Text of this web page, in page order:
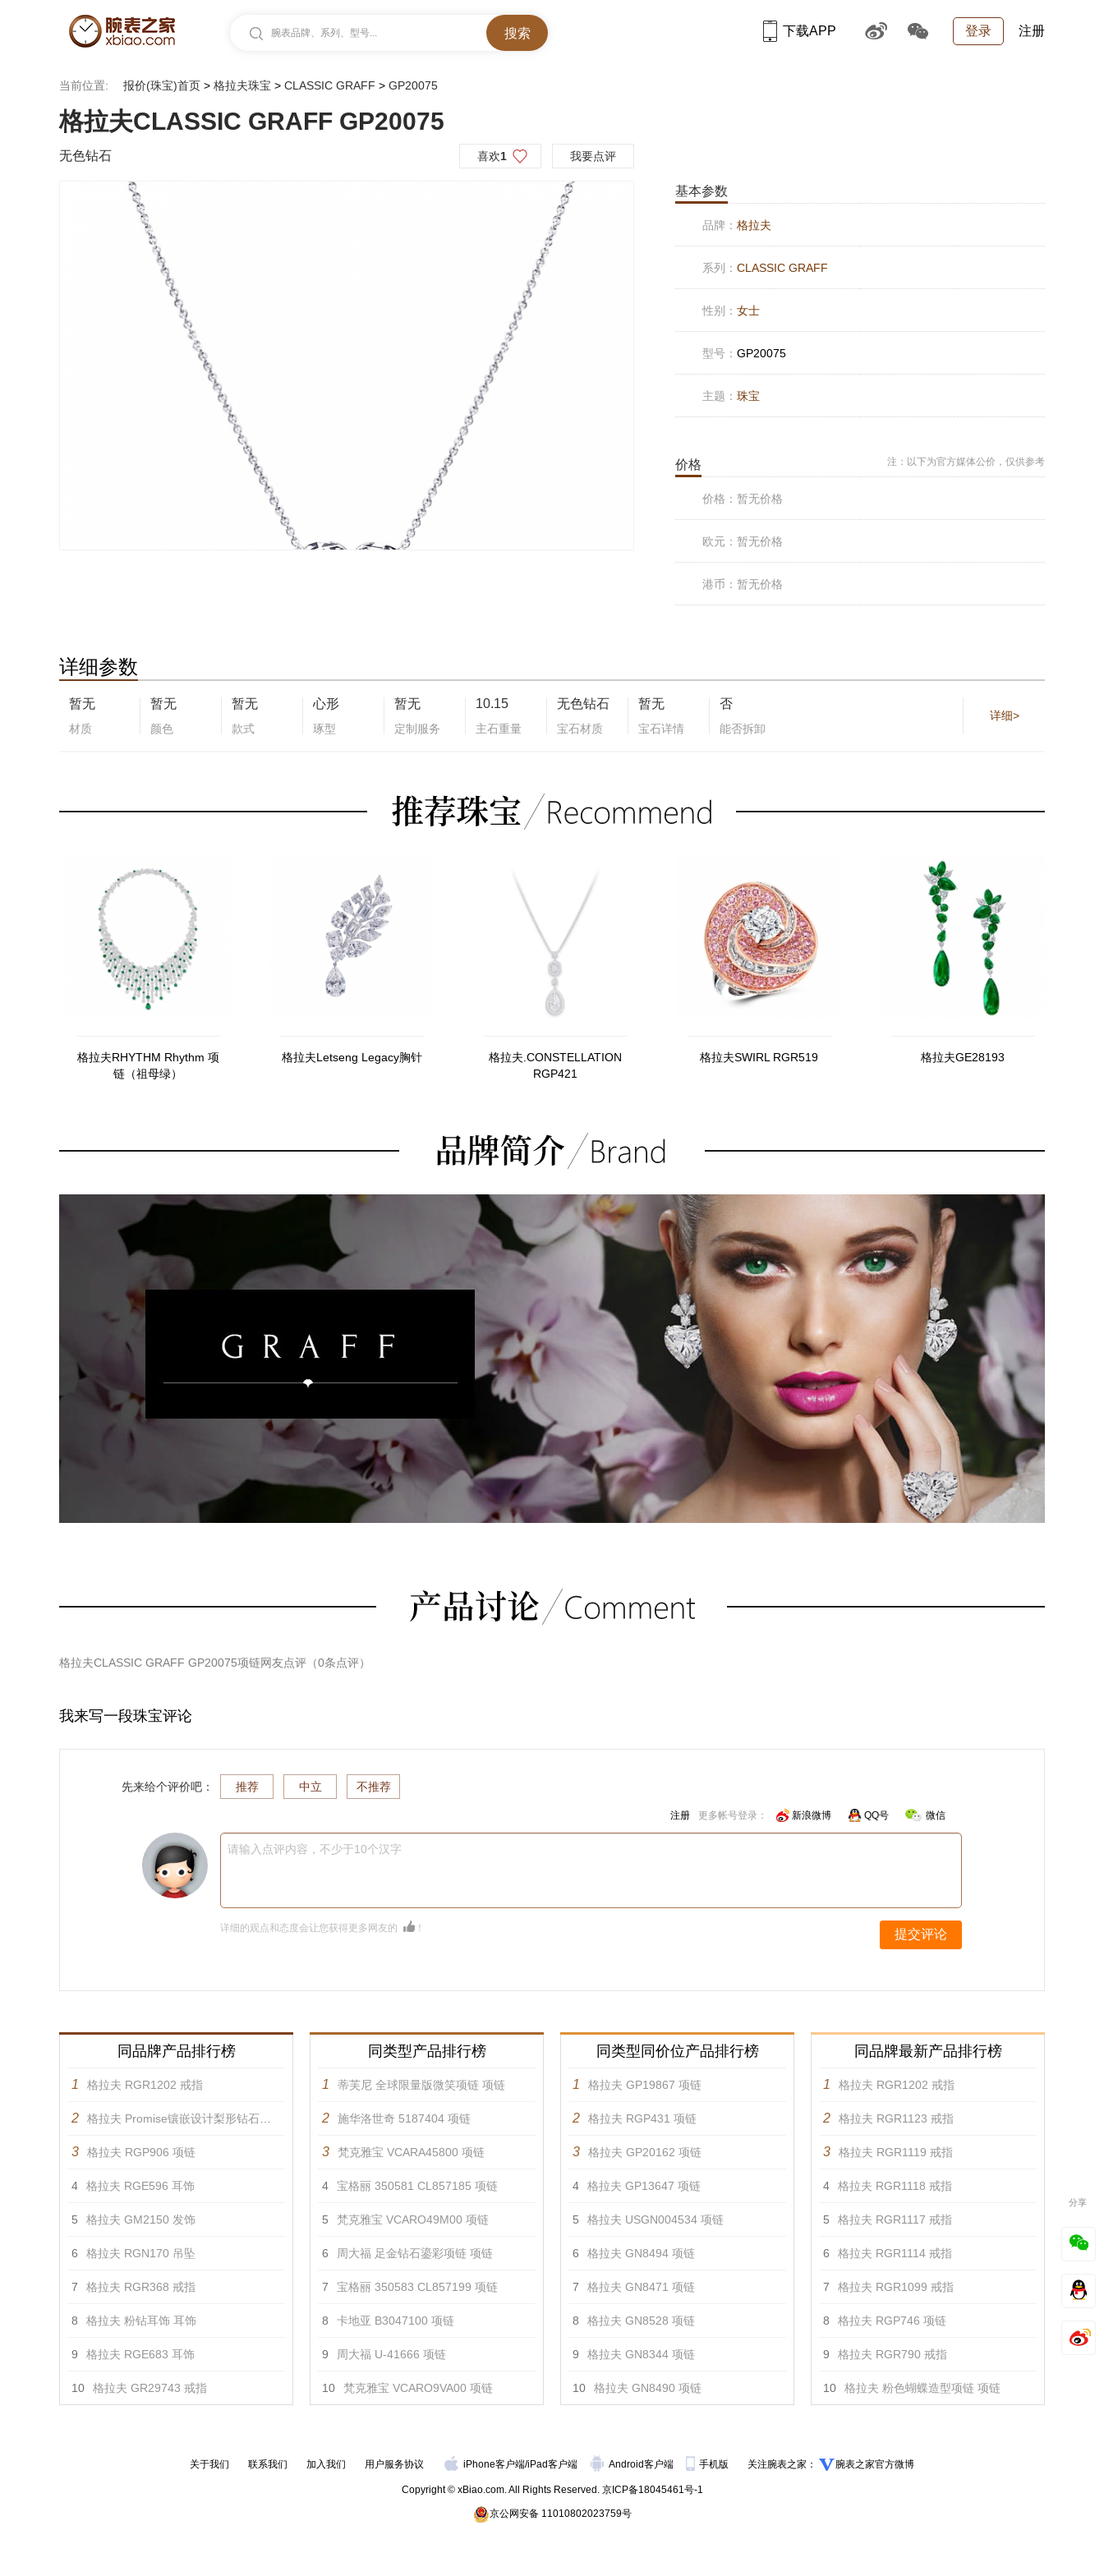
腕表品牌、系列、型号... 登录 注册
下载APP
当前位置: 报价(珠宝)首页 > 格拉夫珠宝 > CLASSIC GRAFF > GP20075
格拉夫CLASSIC GRAFF GP20075
无色钻石 喜欢1 我要点评
基本参数
品牌： 格拉夫
系列： CLASSIC GRAFF
性别： 女士
型号： GP20075
主题： 珠宝
价格 注：以下为官方媒体公价，仅供参考
价格： 暂无价格
欧元： 暂无价格
港币： 暂无价格
详细参数
暂无
材质
暂无
颜色
暂无
款式
心形
琢型
暂无
定制服务
10.15
主石重量
无色钻石
宝石材质
暂无
宝石详情
否
能否拆卸
详细>
格拉夫RHYTHM Rhythm 项
链（祖母绿）
格拉夫Letseng Legacy胸针
格拉夫.CONSTELLATION
RGP421
格拉夫SWIRL RGR519 格拉夫GE28193
格拉夫CLASSIC GRAFF GP20075项链网友点评（0条点评）
我来写一段珠宝评论
先来给个评价吧： 推荐 中立 不推荐
注册 更多帐号登录： 新浪微博 QQ号 微信
请输入点评内容，不少于10个汉字
详细的观点和态度会让您获得更多网友的 ！ 提交评论
同品牌产品排行榜
1 格拉夫 RGR1202 戒指
2 格拉夫 Promise镶嵌设计梨形钻石戒指 戒指
3 格拉夫 RGP906 项链
4 格拉夫 RGE596 耳饰
5 格拉夫 GM2150 发饰
6 格拉夫 RGN170 吊坠
7 格拉夫 RGR368 戒指
8 格拉夫 粉钻耳饰 耳饰
9 格拉夫 RGE683 耳饰
10 格拉夫 GR29743 戒指
同类型产品排行榜
1 蒂芙尼 全球限量版微笑项链 项链
2 施华洛世奇 5187404 项链
3 梵克雅宝 VCARA45800 项链
4 宝格丽 350581 CL857185 项链
5 梵克雅宝 VCARO49M00 项链
6 周大福 足金钻石鎏彩项链 项链
7 宝格丽 350583 CL857199 项链
8 卡地亚 B3047100 项链
9 周大福 U-41666 项链
10 梵克雅宝 VCARO9VA00 项链
同类型同价位产品排行榜
1 格拉夫 GP19867 项链
2 格拉夫 RGP431 项链
3 格拉夫 GP20162 项链
4 格拉夫 GP13647 项链
5 格拉夫 USGN004534 项链
6 格拉夫 GN8494 项链
7 格拉夫 GN8471 项链
8 格拉夫 GN8528 项链
9 格拉夫 GN8344 项链
10 格拉夫 GN8490 项链
同品牌最新产品排行榜
1 格拉夫 RGR1202 戒指
2 格拉夫 RGR1123 戒指
3 格拉夫 RGR1119 戒指
4 格拉夫 RGR1118 戒指
5 格拉夫 RGR1117 戒指
6 格拉夫 RGR1114 戒指
7 格拉夫 RGR1099 戒指
8 格拉夫 RGP746 项链
9 格拉夫 RGR790 戒指
10 格拉夫 粉色蝴蝶造型项链 项链
关于我们 联系我们 加入我们 用户服务协议 iPhone客户端/iPad客户端 Android客户端 手机版 关注腕表之家： 腕表之家官方微博
Copyright © xBiao.com. All Rights Reserved. 京ICP备18045461号-1
京公网安备 11010802023759号
分享